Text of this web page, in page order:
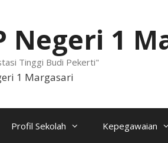
Negeri 1
Tinggi Budi Pekerti"
Profil Sekolah Kepegawaian